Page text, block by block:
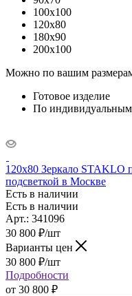
100x100
120x80
180x90
200x100
Можно по вашим
Готовое изделие
По индивидуальным
120x80 Зеркало STAKLO
подсветкой в Москве
Есть в наличии
Есть в наличии
Арт.: 341096
30 800 ₽/шт
Варианты цен
30 800 ₽/шт
Подробности
от 30 800 ₽